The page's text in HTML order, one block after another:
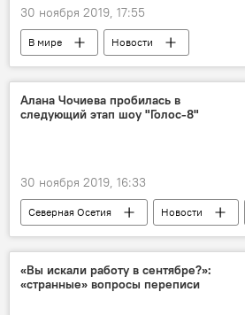
30 ноября 2019, 17:55
В мире Новости
Алана Чочиева пробилась в
следующий этап шоу "Голос-8"
30 ноября 2019, 16:33
Северная Осетия Новости
Культура
«Вы искали работу в сентябре?»:
«странные» вопросы переписи